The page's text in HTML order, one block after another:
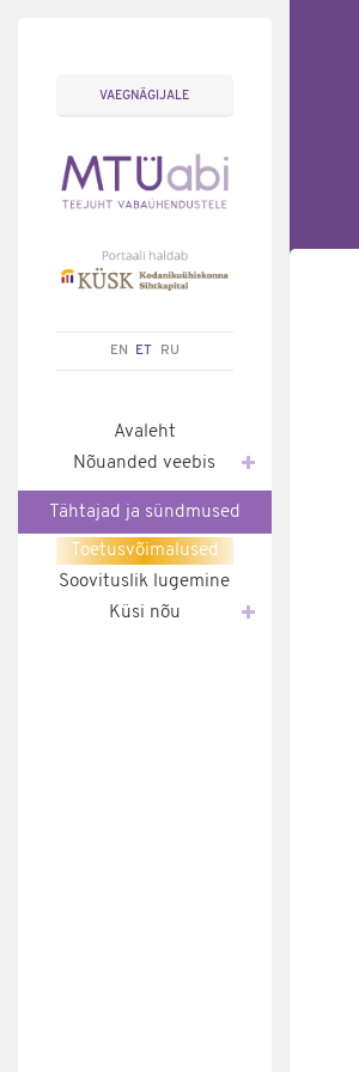
VAEGNÄGIJALE
EN ET RU
Avaleht
Nõuanded veebis
Tähtajad ja sündmused
Toetusvõimalused
Soovituslik lugemine
Küsi nõu